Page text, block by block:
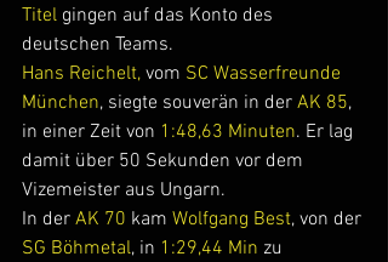
Titel gingen auf das Konto des
deutschen Teams.
Hans Reichelt, vom SC Wasserfreunde
München, siegte souverän in der AK 85,
in einer Zeit von 1:48,63 Minuten. Er lag
damit über 50 Sekunden vor dem
Vizemeister aus Ungarn.
In der AK 70 kam Wolfgang Best, von der
SG Böhmetal, in 1:29,44 Min zu